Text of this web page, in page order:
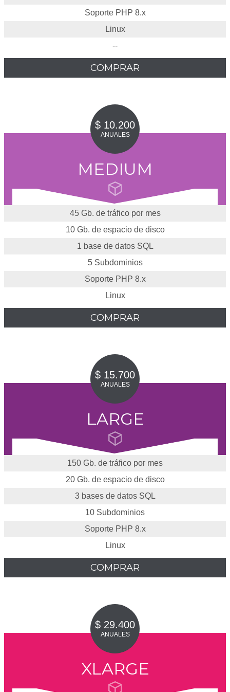
Soporte PHP 8.x
Linux
--
COMPRAR
$ 10.200
ANUALES
MEDIUM
45 Gb. de tráfico por mes
10 Gb. de espacio de disco
1 base de datos SQL
5 Subdominios
Soporte PHP 8.x
Linux
COMPRAR
$ 15.700
ANUALES
LARGE
150 Gb. de tráfico por mes
20 Gb. de espacio de disco
3 bases de datos SQL
10 Subdominios
Soporte PHP 8.x
Linux
COMPRAR
$ 29.400
ANUALES
XLARGE